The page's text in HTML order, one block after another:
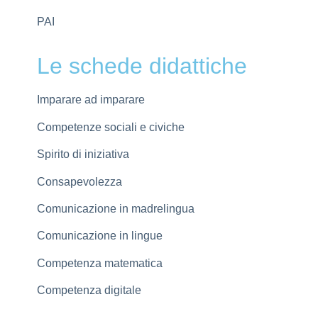
PAI
Le schede didattiche
Imparare ad imparare
Competenze sociali e civiche
Spirito di iniziativa
Consapevolezza
Comunicazione in madrelingua
Comunicazione in lingue
Competenza matematica
Competenza digitale